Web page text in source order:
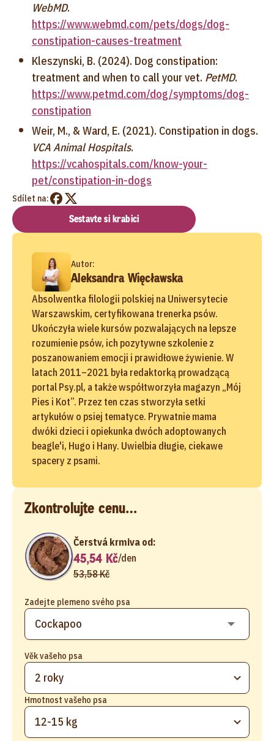
WebMD.
https://www.webmd.com/pets/dogs/dog-
constipation-causes-treatment
Kleszynski, B. (2024). Dog constipation:
treatment and when to call your vet. PetMD.
https://www.petmd.com/dog/symptoms/dog-
constipation
Weir, M., & Ward, E. (2021). Constipation in dogs.
VCA Animal Hospitals.
https://vcahospitals.com/know-your-
pet/constipation-in-dogs
Sdílet na:
Sestavte si krabici
Autor:
Aleksandra Więcławska
Absolwentka filologii polskiej na Uniwersytecie
Warszawskim, certyfikowana trenerka psów.
Ukończyła wiele kursów pozwalających na lepsze
rozumienie psów, ich pozytywne szkolenie z
poszanowaniem emocji i prawidłowe żywienie. W
latach 2011–2021 była redaktorką prowadzącą
portal Psy.pl, a także współtworzyła magazyn „Mój
Pies i Kot”. Przez ten czas stworzyła setki
artykułów o psiej tematyce. Prywatnie mama
dwóki dzieci i opiekunka dwóch adoptowanych
beagle'i, Hugo i Hany. Uwielbia długie, ciekawe
spacery z psami.
Zkontrolujte cenu…
Zadejte plemeno svého psa
Věk vašeho psa
2 roky
Hmotnost vašeho psa
12-15 kg
Čerstvá krmiva od:
45,54 Kč/den
53,58 Kč